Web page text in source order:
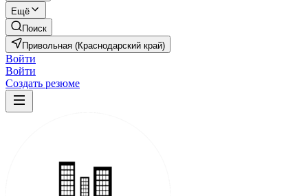
Ещё
Поиск
Привольная (Краснодарский край)
Войти
Войти
Создать резюме